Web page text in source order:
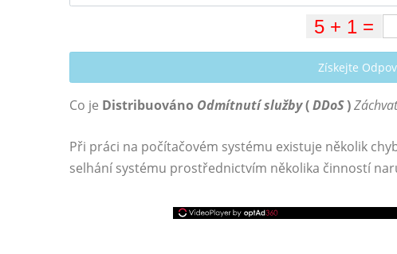
Získejte
Co je Distribuováno Odmítnutí služby(DDoS)
Při práci na počítačovém systému existuje několik
selhání systému prostřednictvím několika činností